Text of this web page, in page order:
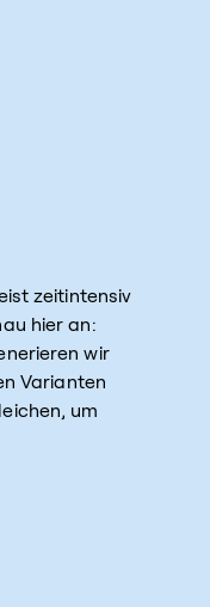
zeitintensiv
hier an:
wir
Varianten
um